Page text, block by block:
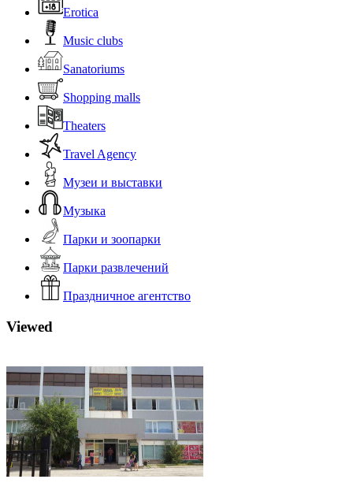
Erotica
Music clubs
Sanatoriums
Shopping malls
Theaters
Travel Agency
Музеи и выставки
Музыка
Парки и зоопарки
Парки развлечений
Праздничное агентство
Viewed